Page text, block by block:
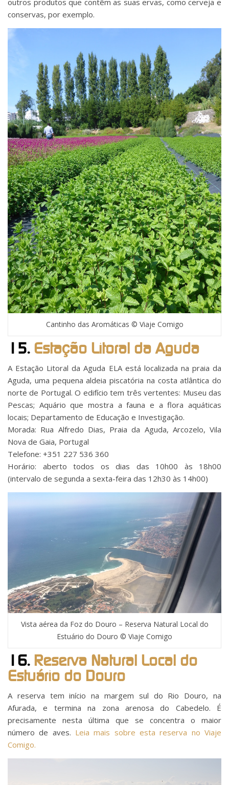
outros produtos que contêm as suas ervas, como cerveja e
conservas, por exemplo.
Cantinho das Aromáticas © Viaje Comigo
15. Estação Litoral da Aguda
A Estação Litoral da Aguda ELA está localizada na praia da
Aguda, uma pequena aldeia piscatória na costa atlântica do
norte de Portugal. O edifício tem três vertentes: Museu das
Pescas; Aquário que mostra a fauna e a flora aquáticas
locais; Departamento de Educação e Investigação.
Morada: Rua Alfredo Dias, Praia da Aguda, Arcozelo, Vila
Nova de Gaia, Portugal
Telefone: +351 227 536 360
Horário: aberto todos os dias das 10h00 às 18h00
(intervalo de segunda a sexta-feira das 12h30 às 14h00)
Vista aérea da Foz do Douro – Reserva Natural Local do
Estuário do Douro © Viaje Comigo
16. Reserva Natural Local do
Estuário do Douro
A reserva tem início na margem sul do Rio Douro, na
Afurada, e termina na zona arenosa do Cabedelo. É
precisamente nesta última que se concentra o maior
número de aves. Leia mais sobre esta reserva no Viaje
Comigo.